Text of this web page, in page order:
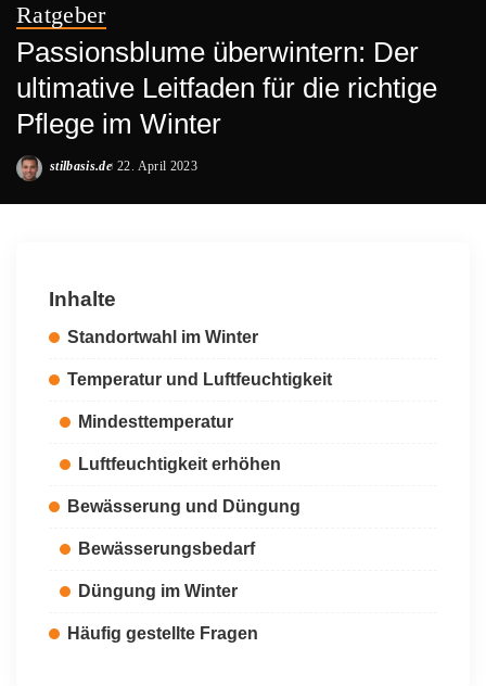
Ratgeber
Passionsblume überwintern: Der
ultimative Leitfaden für die richtige
Pflege im Winter
Posted
stilbasis.de 22. April 2023
Inhalte
Standortwahl im Winter
Temperatur und Luftfeuchtigkeit
Mindesttemperatur
Luftfeuchtigkeit erhöhen
Bewässerung und Düngung
Bewässerungsbedarf
Düngung im Winter
Häufig gestellte Fragen